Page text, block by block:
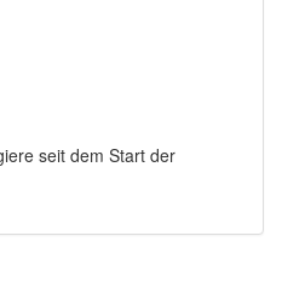
seit dem Start der